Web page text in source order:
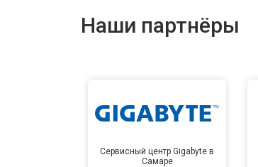
Наши партнёры
Сервисный центр Gigabyte в
Самаре